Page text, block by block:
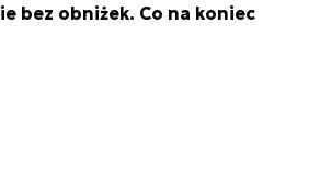
bez obniżek. Co na koniec